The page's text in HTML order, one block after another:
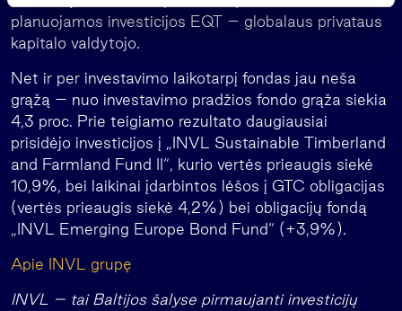
planuojamos investicijos EQT – globalaus privataus
kapitalo valdytojo.
Net ir per investavimo laikotarpį fondas jau neša
grąžą – nuo investavimo pradžios fondo grąža siekia
4,3 proc. Prie teigiamo rezultato daugiausiai
prisidėjo investicijos į „INVL Sustainable Timberland
and Farmland Fund II“, kurio vertės prieaugis siekė
10,9%, bei laikinai įdarbintos lėšos į GTC obligacijas
(vertės prieaugis siekė 4,2%) bei obligacijų fondą
„INVL Emerging Europe Bond Fund“ (+3,9%).
Apie INVL grupę
INVL – tai Baltijos šalyse pirmaujanti investicijų